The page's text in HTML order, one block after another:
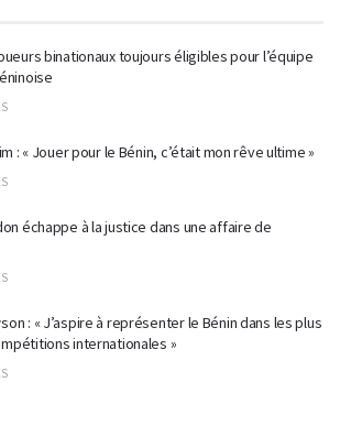
binationaux toujours éligibles pour l’équipe
: « Jouer pour le Bénin, c’était mon rêve ultime »
échappe à la justice dans une affaire de
: « J’aspire à représenter le Bénin dans les plus
internationales »